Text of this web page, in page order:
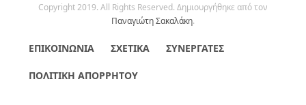
Copyright 2019. All Rights Reserved. Δημιουργήθηκε από τον
Παναγιώτη Σακαλάκη.
ΕΠΙΚΟΙΝΩΝΊΑ ΣΧΕΤΙΚΆ ΣΥΝΕΡΓΆΤΕΣ
ΠΟΛΙΤΙΚΉ ΑΠΟΡΡΉΤΟΥ